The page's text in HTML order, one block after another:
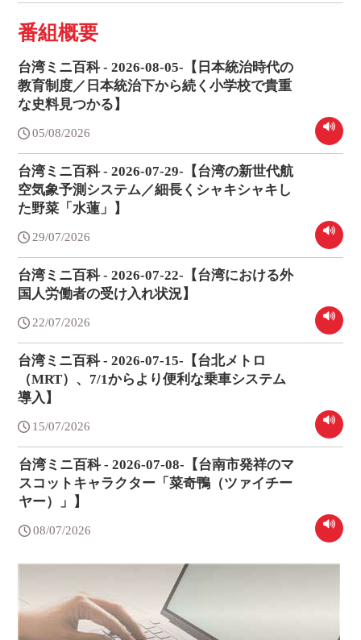
番組概要
台湾ミニ百科 - 2026-08-05-【日本統治時代の
教育制度／日本統治下から続く小学校で貴重
な史料見つかる】
05/08/2026
台湾ミニ百科 - 2026-07-29-【台湾の新世代航
空気象予測システム／細長くシャキシャキし
た野菜「水蓮」】
29/07/2026
台湾ミニ百科 - 2026-07-22-【台湾における外
国人労働者の受け入れ状況】
22/07/2026
台湾ミニ百科 - 2026-07-15-【台北メトロ
（MRT）、7/1からより便利な乗車システム
導入】
15/07/2026
台湾ミニ百科 - 2026-07-08-【台南市発祥のマ
スコットキャラクター「菜奇鴨（ツァイチー
ヤー）」】
08/07/2026